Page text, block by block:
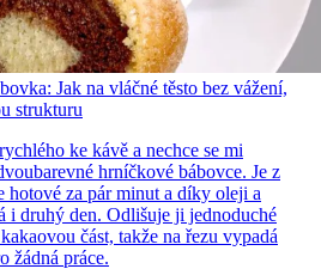
Jak na vláčné těsto bez vážení,
strukturu
ke kávě a nechce se mi
hrníčkové bábovce. Je z
hotové za pár minut a díky oleji a
i druhý den. Odlišuje ji jednoduché
část, takže na řezu vypadá
žádná práce.